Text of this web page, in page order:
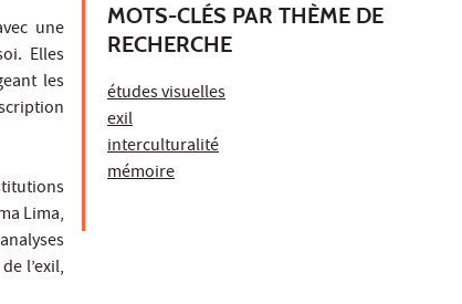
une
Elles
les
Lima,
l’exil,
MOTS-CLÉS PAR THÈME DE
RECHERCHE
études visuelles
exil
interculturalité
mémoire